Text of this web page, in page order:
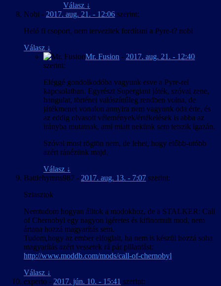
Válasz ↓
Nobi - 2017. aug. 21. - 12:06 szerint:
Heló fi csoport, nem tervezitek fordítani a Pyre-t? nobi
Válasz ↓
Mr. Fusion - 2017. aug. 21. - 12:40
szerint:
Eléggé gondolkodóba vagyunk esve a Pyre-rel
kapcsolatban. Egyrészt Supergiant játék, szóval zene,
hangulat, történet valószínűleg rendben volna, de
játékmenet vonalon annyira nem vagyunk oda érte, és
az eddig olvasott vélemények/értékelések is abba az
irányba mutatnak, ami miatt nekünk sem tetszik igazán.
Szóval most rögtön nem, de lehet, hogy előbb-utóbb
azért ránézünk majd.
Válasz ↓
Battlehymns987 - 2017. aug. 13. - 7:07 szerint:
Sziasztok
Nemtudom hogyan álltok a modokhoz, de a STALKER: Call
of Chernobyl egy nagyon igéretes és kifinomult mod, nem
ártana hozzá magyarítás sem.
Tudom,hogy az ember elfoglalt, ha nem is készül hozzá soha
magyarítás azért vessetek rá pár pillantást:
http://www.moddb.com/mods/call-of-chernobyl
Válasz ↓
experto - 2017. jún. 10. - 15:41 szerint: